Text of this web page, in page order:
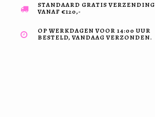
STANDAARD GRATIS VERZENDING
VANAF €120,-
OP WERKDAGEN VOOR 14:00 UUR
BESTELD, VANDAAG VERZONDEN.